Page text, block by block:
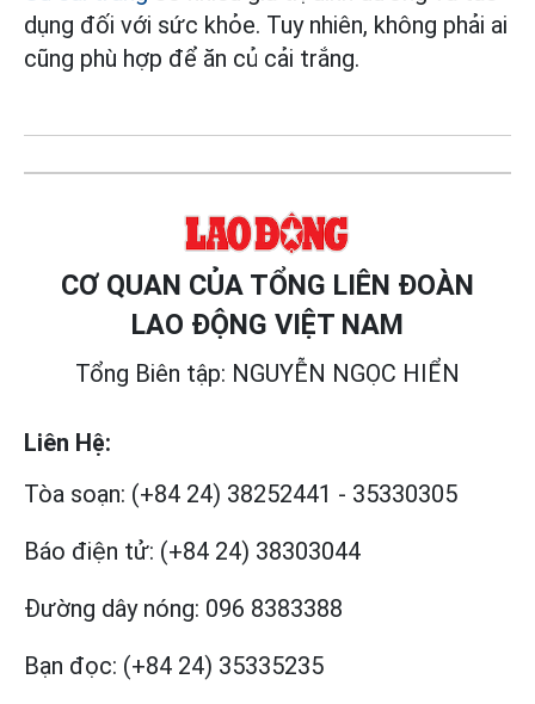
dụng đối với sức khỏe. Tuy nhiên, không phải ai
cũng phù hợp để ăn củ cải trắng.
CƠ QUAN CỦA TỔNG LIÊN ĐOÀN
LAO ĐỘNG VIỆT NAM
Tổng Biên tập: NGUYỄN NGỌC HIỂN
Liên Hệ:
Tòa soạn: (+84 24) 38252441 - 35330305
Báo điện tử: (+84 24) 38303044
Đường dây nóng: 096 8383388
Bạn đọc: (+84 24) 35335235